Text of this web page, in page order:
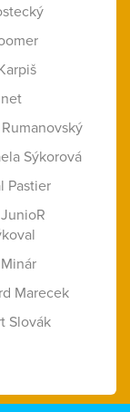
Sýkorová
Pastier
Marecek
Slovák